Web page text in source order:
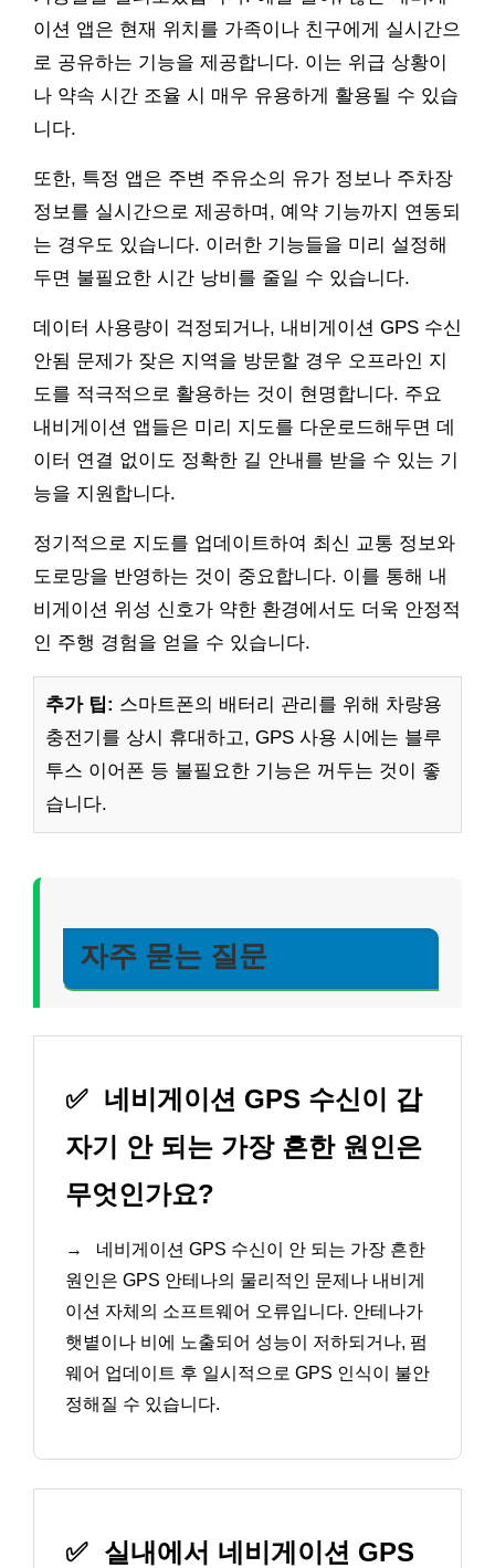
이션 앱은 현재 위치를 가족이나 친구에게 실시간으
로 공유하는 기능을 제공합니다. 이는 위급 상황이
나 약속 시간 조율 시 매우 유용하게 활용될 수 있습
니다.
또한, 특정 앱은 주변 주유소의 유가 정보나 주차장
정보를 실시간으로 제공하며, 예약 기능까지 연동되
는 경우도 있습니다. 이러한 기능들을 미리 설정해
두면 불필요한 시간 낭비를 줄일 수 있습니다.
데이터 사용량이 걱정되거나, 내비게이션 GPS 수신
안됨 문제가 잦은 지역을 방문할 경우 오프라인 지
도를 적극적으로 활용하는 것이 현명합니다. 주요
내비게이션 앱들은 미리 지도를 다운로드해두면 데
이터 연결 없이도 정확한 길 안내를 받을 수 있는 기
능을 지원합니다.
정기적으로 지도를 업데이트하여 최신 교통 정보와
도로망을 반영하는 것이 중요합니다. 이를 통해 내
비게이션 위성 신호가 약한 환경에서도 더욱 안정적
인 주행 경험을 얻을 수 있습니다.
추가 팁: 스마트폰의 배터리 관리를 위해 차량용
충전기를 상시 휴대하고, GPS 사용 시에는 블루
투스 이어폰 등 불필요한 기능은 꺼두는 것이 좋
습니다.
자주 묻는 질문
✅ 네비게이션 GPS 수신이 갑
자기 안 되는 가장 흔한 원인은
무엇인가요?
→
네비게이션 GPS 수신이 안 되는 가장 흔한
원인은 GPS 안테나의 물리적인 문제나 내비게
이션 자체의 소프트웨어 오류입니다. 안테나가
햇볕이나 비에 노출되어 성능이 저하되거나, 펌
웨어 업데이트 후 일시적으로 GPS 인식이 불안
정해질 수 있습니다.
✅ 실내에서 네비게이션 GPS